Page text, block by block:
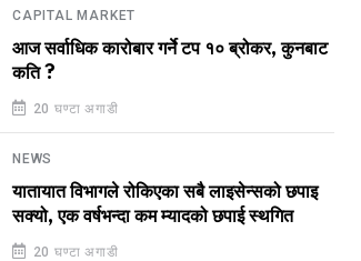
CAPITAL MARKET
आज सर्वाधिक कारोबार गर्ने टप १० ब्रोकर, कुनबाट
कति ?
20 घण्टा अगाडी
NEWS
यातायात विभागले रोकिएका सबै लाइसेन्सको छपाइ
सक्यो, एक वर्षभन्दा कम म्यादको छपाई स्थगित
20 घण्टा अगाडी